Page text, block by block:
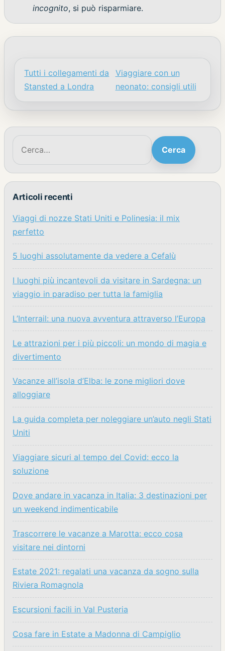
incognito, si può risparmiare.
Navigazione articoli
Tutti i collegamenti da
Stansted a Londra
Viaggiare con un
neonato: consigli utili
Cerca:
Cerca
Articoli recenti
Viaggi di nozze Stati Uniti e Polinesia: il mix
perfetto
5 luoghi assolutamente da vedere a Cefalù
I luoghi più incantevoli da visitare in Sardegna: un
viaggio in paradiso per tutta la famiglia
L’Interrail: una nuova avventura attraverso l’Europa
Le attrazioni per i più piccoli: un mondo di magia e
divertimento
Vacanze all’isola d’Elba: le zone migliori dove
alloggiare
La guida completa per noleggiare un’auto negli Stati
Uniti
Viaggiare sicuri al tempo del Covid: ecco la
soluzione
Dove andare in vacanza in Italia: 3 destinazioni per
un weekend indimenticabile
Trascorrere le vacanze a Marotta: ecco cosa
visitare nei dintorni
Estate 2021: regalati una vacanza da sogno sulla
Riviera Romagnola
Escursioni facili in Val Pusteria
Cosa fare in Estate a Madonna di Campiglio